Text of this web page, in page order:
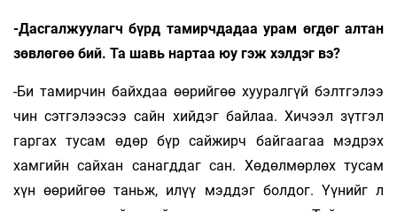
-Дасгалжуулагч бүрд тамирчдадаа урам өгдөг алтан
зөвлөгөө бий. Та шавь нартаа юу гэж хэлдэг вэ?
-Би тамирчин байхдаа өөрийгөө хууралгүй бэлтгэлээ
чин сэтгэлээсээ сайн хийдэг байлаа. Хичээл зүтгэл
гаргах тусам өдөр бүр сайжирч байгаагаа мэдрэх
хамгийн сайхан санагддаг сан. Хөдөлмөрлөх тусам
хүн өөрийгөө таньж, илүү мэддэг болдог. Үүнийг л